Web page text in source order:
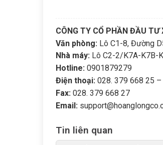
CÔNG TY CỔ PHẦN ĐẦU TƯ
Văn phòng: Lô C1-8, Đường
Nhà máy: Lô C2-2/K7A-K7B-
Hotline: 0901879279
Điện thoại: 028. 379 668 25
Fax: 028. 379 668 27
Email:
Tin liên quan